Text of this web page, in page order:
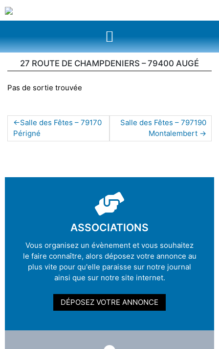
27 ROUTE DE CHAMPDENIERS – 79400 AUGÉ
Pas de sortie trouvée
Salle des Fêtes – 79170
Périgné
Salle des Fêtes – 797190
Montalembert
ASSOCIATIONS
Vous organisez un évènement et vous souhaitez
le faire connaître, alors déposez votre annonce au
plus vite pour qu'elle paraisse sur notre journal
ainsi que sur notre site internet.
DÉPOSEZ VOTRE ANNONCE